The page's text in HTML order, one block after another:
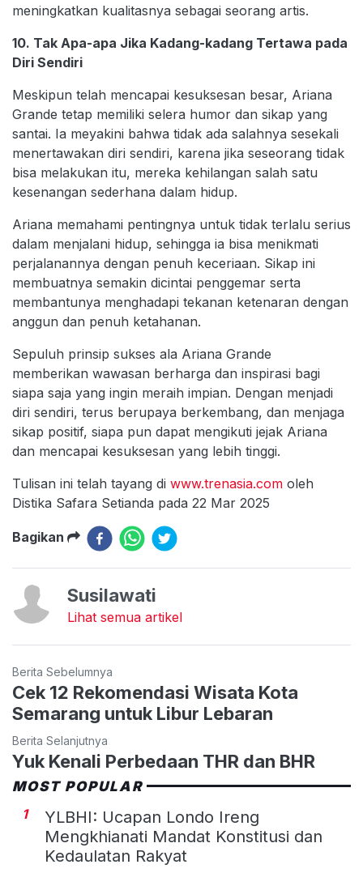
meningkatkan kualitasnya sebagai seorang artis.
10. Tak Apa-apa Jika Kadang-kadang Tertawa pada
Diri Sendiri
Meskipun telah mencapai kesuksesan besar, Ariana
Grande tetap memiliki selera humor dan sikap yang
santai. Ia meyakini bahwa tidak ada salahnya sesekali
menertawakan diri sendiri, karena jika seseorang tidak
bisa melakukan itu, mereka kehilangan salah satu
kesenangan sederhana dalam hidup.
Ariana memahami pentingnya untuk tidak terlalu serius
dalam menjalani hidup, sehingga ia bisa menikmati
perjalanannya dengan penuh keceriaan. Sikap ini
membuatnya semakin dicintai penggemar serta
membantunya menghadapi tekanan ketenaran dengan
anggun dan penuh ketahanan.
Sepuluh prinsip sukses ala Ariana Grande
memberikan wawasan berharga dan inspirasi bagi
siapa saja yang ingin meraih impian. Dengan menjadi
diri sendiri, terus berupaya berkembang, dan menjaga
sikap positif, siapa pun dapat mengikuti jejak Ariana
dan mencapai kesuksesan yang lebih tinggi.
Tulisan ini telah tayang di www.trenasia.com oleh
Distika Safara Setianda pada 22 Mar 2025
Bagikan
Susilawati
Lihat semua artikel
Berita Sebelumnya
Cek 12 Rekomendasi Wisata Kota
Semarang untuk Libur Lebaran
Berita Selanjutnya
Yuk Kenali Perbedaan THR dan BHR
MOST POPULAR
1
YLBHI: Ucapan Londo Ireng
Mengkhianati Mandat Konstitusi dan
Kedaulatan Rakyat